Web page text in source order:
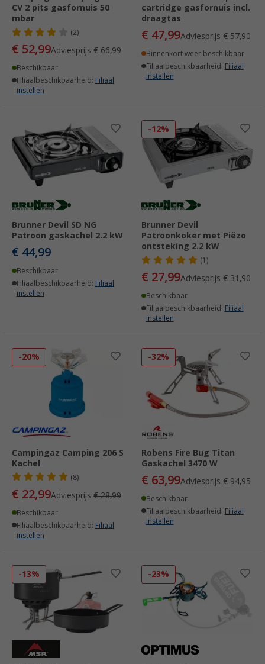
CV 2 pits gasfornuis 50
mbar
(2)
€ 52,99Adviesprijs € 66,99
Beschikbaar
Filiaalbeschikbaarheid: Filiaal
instellen
cartridge gasfornuis incl.
draagtas
€ 47,99Adviesprijs € 57,90
Binnenkort weer beschikbaar
Filiaalbeschikbaarheid: Filiaal
instellen
Brunner Devil SD NG
Patroon gaskachel 2.2 kW
€ 44,99
Beschikbaar
Filiaalbeschikbaarheid: Filiaal
instellen
-12%
Brunner Devil
Patroonkoker met Piëzo
ontsteking 2.2 kW
(1)
€ 27,99Adviesprijs € 31,90
Beschikbaar
Filiaalbeschikbaarheid: Filiaal
instellen
-20%
Campingaz Camping 206 S
Kachel
(8)
€ 22,99Adviesprijs € 28,99
Beschikbaar
Filiaalbeschikbaarheid: Filiaal
instellen
-32%
Robens Fire Bug Titan
Gaskachel 3470 W
€ 63,99Adviesprijs € 94,95
Beschikbaar
Filiaalbeschikbaarheid: Filiaal
instellen
-13% -23%